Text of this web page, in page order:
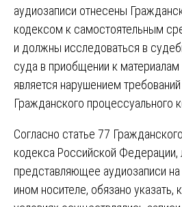
аудиозаписи отнесены
кодексом к самостоятельным
и должны исследоваться в
суда в приобщении к
является нарушением
Гражданского процессуального
Согласно статье 77
кодекса Российской Федерации,
представляющее аудиозаписи
ином носителе, обязано указать,